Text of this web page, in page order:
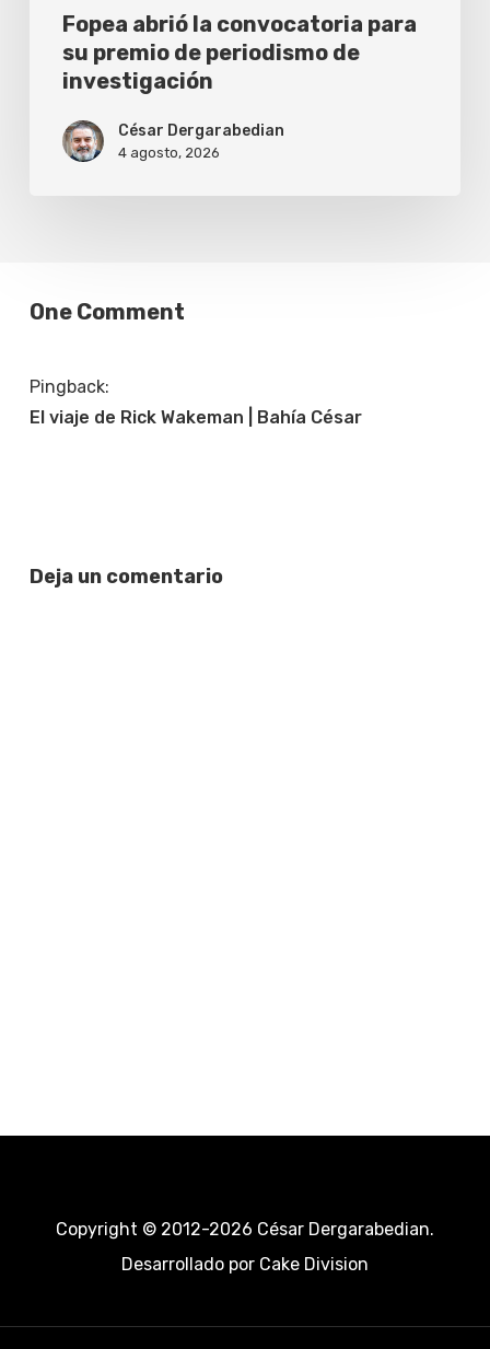
investigación
Fopea abrió la convocatoria para
su premio de periodismo de
investigación
César Dergarabedian
4 agosto, 2026
One Comment
Pingback:
El viaje de Rick Wakeman | Bahía César
Deja un comentario
Copyright © 2012-2026 César Dergarabedian.
Desarrollado porCake Division